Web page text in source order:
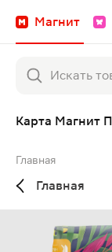
Магнит
Карта Магнит
Главная
Главная